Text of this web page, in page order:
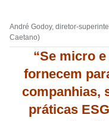
André Godoy, diretor-
Caetano)
“Se micro
fornecem
companhias,
práticas